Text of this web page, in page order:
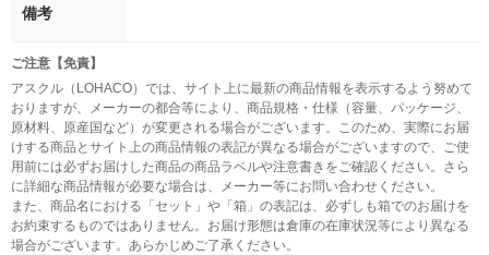
備考
ご注意【免責】
アスクル（LOHACO）では、サイト上に最新の商品情報を表示するよう努めて
おりますが、メーカーの都合等により、商品規格・仕様（容量、パッケージ、
原材料、原産国など）が変更される場合がございます。このため、実際にお届
けする商品とサイト上の商品情報の表記が異なる場合がございますので、ご使
用前には必ずお届けした商品の商品ラベルや注意書きをご確認ください。さら
に詳細な商品情報が必要な場合は、メーカー等にお問い合わせください。
また、商品名における「セット」や「箱」の表記は、必ずしも箱でのお届けを
お約束するものではありません。お届け形態は倉庫の在庫状況等により異なる
場合がございます。あらかじめご了承ください。